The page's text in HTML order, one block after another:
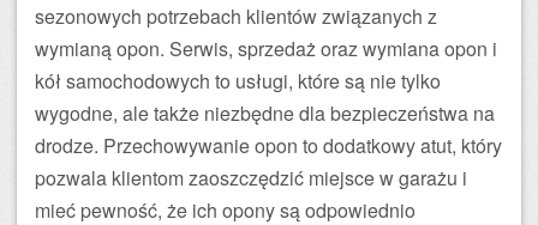
sezonowych potrzebach klientów związanych z
wymianą opon. Serwis, sprzedaż oraz wymiana opon i
kół samochodowych to usługi, które są nie tylko
wygodne, ale także niezbędne dla bezpieczeństwa na
drodze. Przechowywanie opon to dodatkowy atut, który
pozwala klientom zaoszczędzić miejsce w garażu i
mieć pewność, że ich opony są odpowiednio